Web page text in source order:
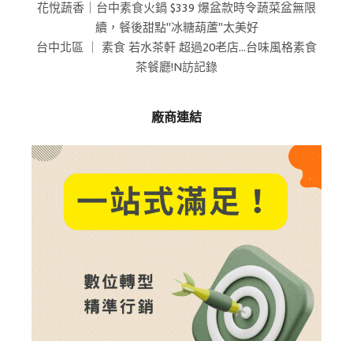
花悅蔬香｜台中素食火鍋 $339 爆盆款時令蔬菜盆無限
續，餐後甜點"冰糖葫蘆"太美好
台中北區 ｜ 素食 若水茶軒 超過20老店...台味風格素食
茶餐廳!N訪記錄
廠商連結